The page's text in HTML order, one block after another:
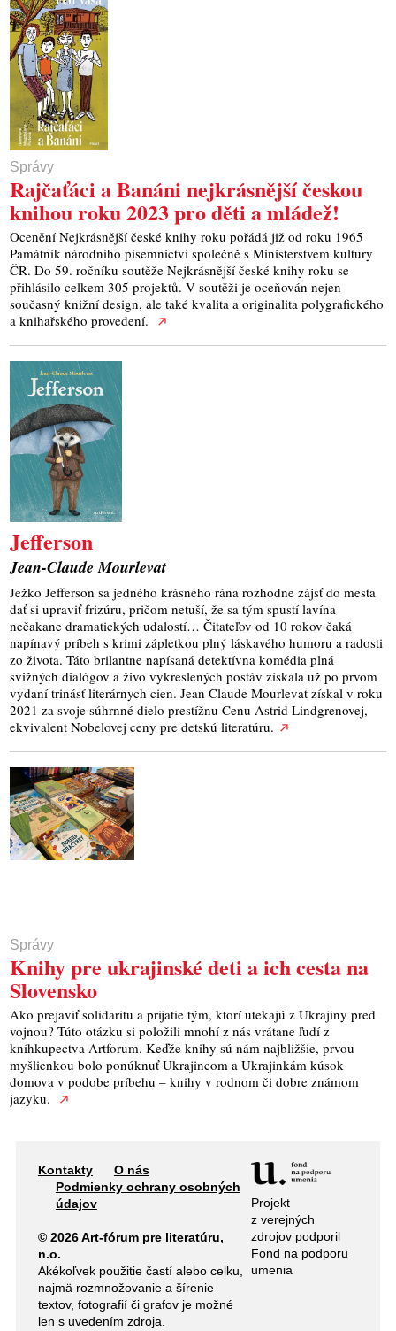
Správy
Rajčaťáci a Banáni nejkrásnější českou
knihou roku 2023 pro děti a mládež!
Ocenění Nejkrásnější české knihy roku pořádá již od roku 1965
Památník národního písemnictví společně s Ministerstvem kultury
ČR. Do 59. ročníku soutěže Nejkrásnější české knihy roku se
přihlásilo celkem 305 projektů. V soutěži je oceňován nejen
současný knižní design, ale také kvalita a originalita polygrafického
a knihařského provedení.
Jefferson
Jean-Claude Mourlevat
Ježko Jefferson sa jedného krásneho rána rozhodne zájsť do mesta
dať si upraviť frizúru, pričom netuší, že sa tým spustí lavína
nečakane dramatických udalostí… Čitateľov od 10 rokov čaká
napínavý príbeh s krimi zápletkou plný láskavého humoru a radosti
zo života. Táto brilantne napísaná detektívna komédia plná
svižných dialógov a živo vykreslených postáv získala už po prvom
vydaní trinásť literárnych cien. Jean Claude Mourlevat získal v roku
2021 za svoje súhrnné dielo prestížnu Cenu Astrid Lindgrenovej,
ekvivalent Nobelovej ceny pre detskú literatúru.
Správy
Knihy pre ukrajinské deti a ich cesta na
Slovensko
Ako prejaviť solidaritu a prijatie tým, ktorí utekajú z Ukrajiny pred
vojnou? Túto otázku si položili mnohí z nás vrátane ľudí z
kníhkupectva Artforum. Keďže knihy sú nám najbližšie, prvou
myšlienkou bolo ponúknuť Ukrajincom a Ukrajinkám kúsok
domova v podobe príbehu – knihy v rodnom či dobre známom
jazyku.
Kontakty
O nás
Podmienky ochrany osobných
údajov
© 2026 Art-fórum pre literatúru,
n.o.
Akékoľvek použitie častí alebo celku,
najmä rozmnožovanie a šírenie
textov, fotografií či grafov je možné
len s uvedením zdroja.
Projekt
z verejných
zdrojov podporil
Fond na podporu
umenia